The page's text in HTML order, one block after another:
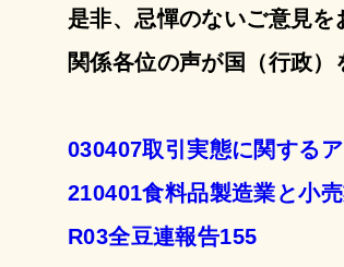
是非、忌憚のないご意見を
関係各位の声が国（行政）
030407取引実態に関する
210401食料品製造業と小
R03全豆連報告155